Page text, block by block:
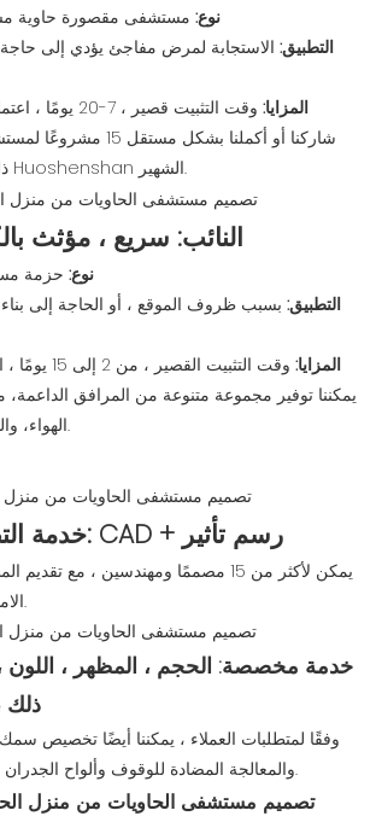
نوع: مستشفى مقصورة حاوية
التطبيق: الاستجابة لمرض مفاجئ يؤدي إلى
المزايا:
وقت التثبيت قصير
شاركنا أو أكملنا بشكل
ذلك مشروع مستشفى Huoshenshan الشهير.
النائب: سريع ، مؤثث
نوع: حزمة
التطبيق: بسبب ظروف الموقع ، أو الحاجة إلى
المزايا:
وقت التثبيت
يمكننا توفير مجموعة متنوعة من المرافق
الهواء، والطاولات، وما إلى ذلك.
خدمة التصميم المجانية: CAD + رسم تأثير
يمكن لأكثر من 15 مصممًا ومهندسين ، مع
الامتثال لمتطلبات العملاء.
خدمة مخصصة: الحجم ، المظهر ، اللون ،
ذلك
وفقًا لمتطلبات العملاء ، يمكننا أيضًا تخصيص
والمعالجة المضادة للوقوف وألواح الجدران والألواح السفلية ، إلخ.